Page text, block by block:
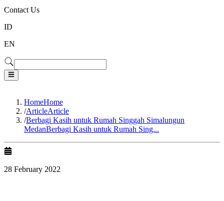
Contact Us
ID
EN
HomeHome
/ArticleArticle
/Berbagi Kasih untuk Rumah Singgah Simalungun
MedanBerbagi Kasih untuk Rumah Sing...
28 February 2022